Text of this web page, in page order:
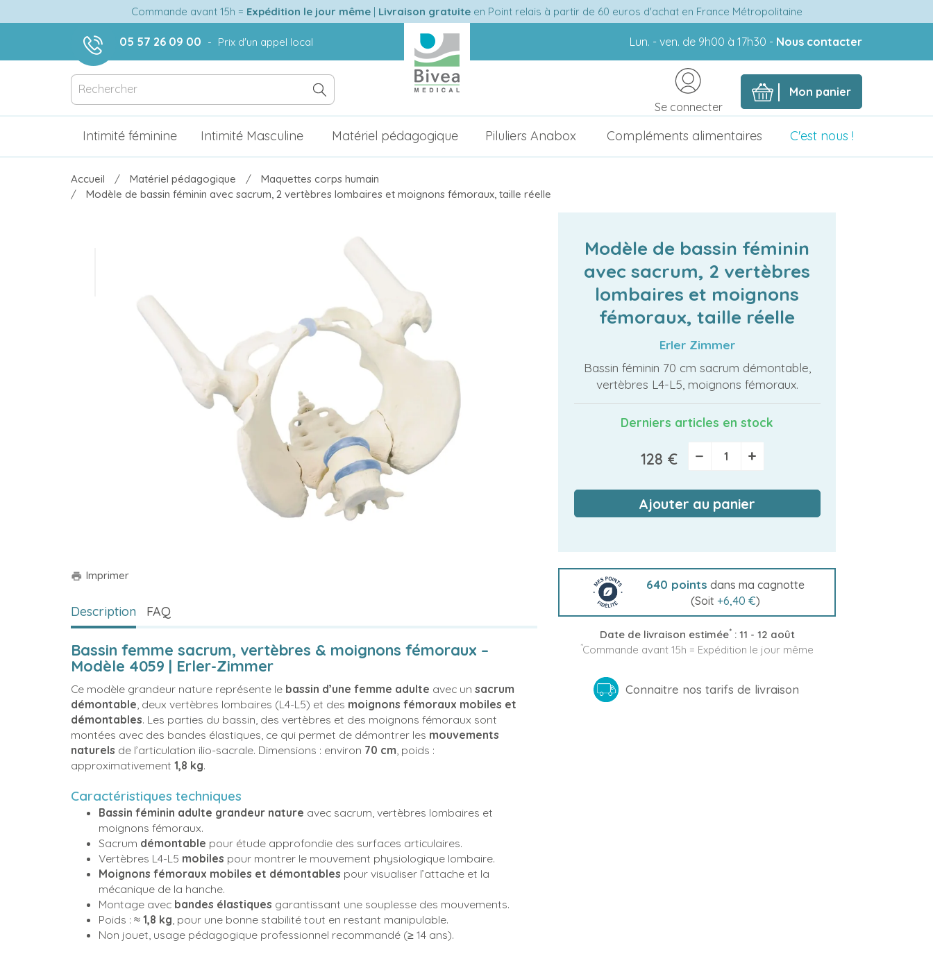
Commande avant 15h = Expédition le jour même| Livraison gratuiteen Point relais à partir de 60 euros d'achat en France Métropolitaine
05 57 26 09 00 - Prix d'un appel local Lun. - ven. de 9h00 à 17h30 - Nous contacter
Mon panier
Se connecter
Intimité féminine Intimité Masculine Matériel pédagogique Piluliers Anabox Compléments alimentaires C'est nous !
Accueil Matériel pédagogique
Maquettes corps humain
Modèle de bassin féminin avec sacrum, 2 vertèbres lombaires et moignons fémoraux, taille réelle
print Imprimer
Modèle de bassin féminin
avec sacrum, 2 vertèbres
lombaires et moignons
fémoraux, taille réelle
Erler Zimmer
Bassin féminin 70 cm sacrum démontable,
vertèbres L4-L5, moignons fémoraux.
Derniers articles en stock
128 € − +
Ajouter au panier
640 points dans ma cagnotte
(Soit +6,40 €)
Date de livraison estimée*: 11 - 12 août
*Commande avant 15h = Expédition le jour même
Connaitre nos tarifs de livraison
Description FAQ
Bassin femme sacrum, vertèbres & moignons fémoraux –
Modèle 4059 | Erler-Zimmer
Ce modèle grandeur nature représente le bassin d’une femme adulte avec un sacrum
démontable, deux vertèbres lombaires (L4-L5) et des moignons fémoraux mobiles et
démontables. Les parties du bassin, des vertèbres et des moignons fémoraux sont
montées avec des bandes élastiques, ce qui permet de démontrer les mouvements
naturels de l’articulation ilio-sacrale. Dimensions : environ 70 cm, poids :
approximativement 1,8 kg.
Caractéristiques techniques
Bassin féminin adulte grandeur nature avec sacrum, vertèbres lombaires et
moignons fémoraux.
Sacrum démontable pour étude approfondie des surfaces articulaires.
Vertèbres L4-L5 mobiles pour montrer le mouvement physiologique lombaire.
Moignons fémoraux mobiles et démontables pour visualiser l’attache et la
mécanique de la hanche.
Montage avec bandes élastiques garantissant une souplesse des mouvements.
Poids : ≈ 1,8 kg , pour une bonne stabilité tout en restant manipulable.
Non jouet, usage pédagogique professionnel recommandé (≥ 14 ans).